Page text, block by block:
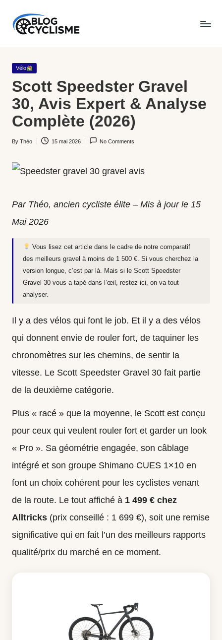
Skip
l
o
g
C
y
cl
is
e
goudron
aux
chemins,
BlogCyclisme.fr
meilleur
vélo
:
tests
matos,
astuces
nutrition,
actus
route
&
gravel.
Posted
Vélo
Scott Speedster Gravel
30, Avis Expert & Analyse
Complète (2026)
Posted
By Théo 15 mai 2026 No Comments
Par Théo, ancien cycliste élite – Mis à jour le 15
Mai 2026
Vous lisez cet article dans le cadre de notre comparatif
des meilleurs gravel à moins de 1 500 € . Si vous cherchez la
version longue, c’est par là. Mais si le Scott Speedster
Gravel 30 vous a tapé dans l’œil, restez ici, on va tout
analyser.
Il y a des vélos qui font le job. Et il y a des vélos
qui donnent envie de rouler fort, de taquiner les
chronomètres sur les chemins, de sentir la
vitesse. Le Scott Speedster Gravel 30 fait partie
de la deuxième catégorie.
Plus « racé » que la moyenne, le Scott est conçu
pour ceux qui veulent rouler fort et garder un look
« Pro ». Sa géométrie engagée, son câblage
intégré et son groupe Shimano CUES 1×10 en
font un choix cohérent pour les cyclistes venant
de la route. Le tout affiché à 1 499 € chez
Alltricks (prix conseillé : 1 699 €), soit une remise
significative qui en fait l’un des meilleurs rapports
qualité/prix du marché en ce moment.